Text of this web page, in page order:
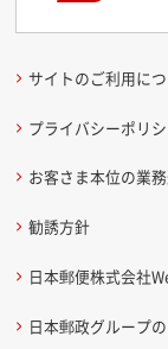
サイトのご利用に
プライバシーポリ
お客さま本位の業
勧誘方針
日本郵便株式会社
日本郵政グループ